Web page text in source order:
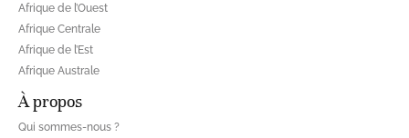
Afrique de l’Ouest
Afrique Centrale
Afrique de l’Est
Afrique Australe
À propos
Qui sommes-nous ?